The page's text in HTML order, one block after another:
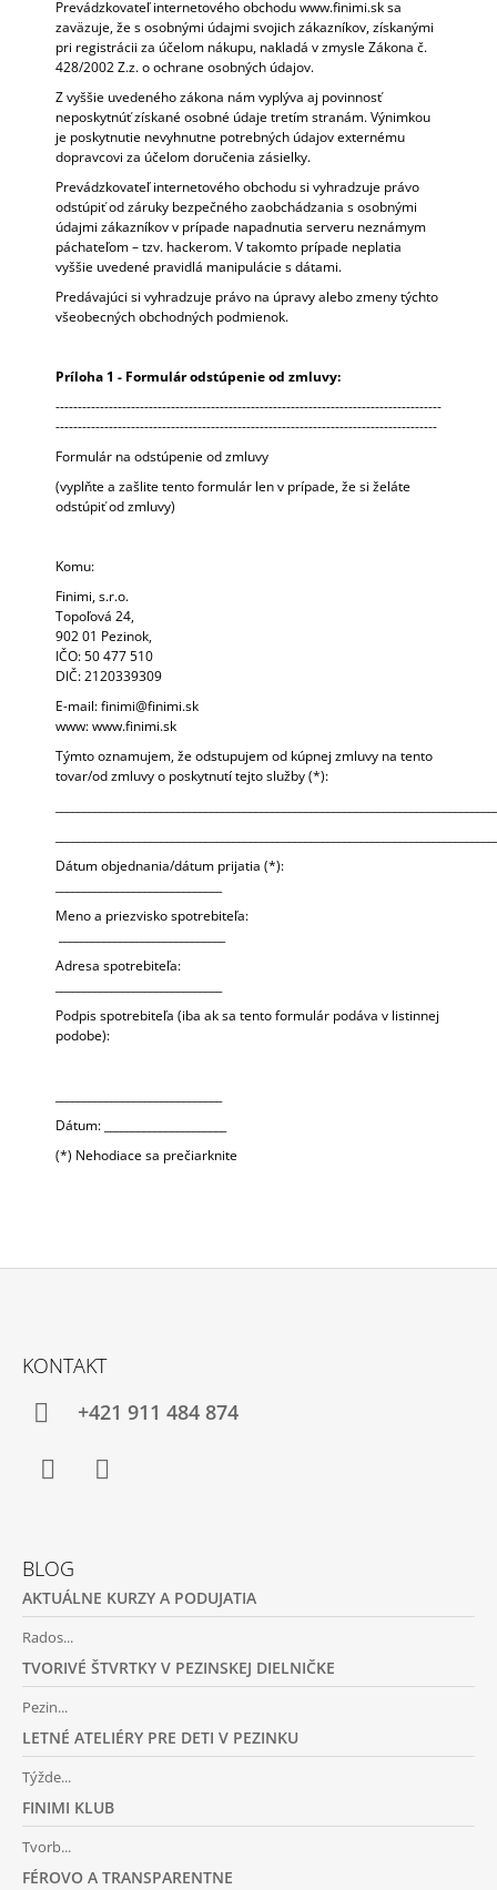
Prevádzkovateľ internetového obchodu www.finimi.sk sa
zaväzuje, že s osobnými údajmi svojich zákazníkov, získanými
pri registrácii za účelom nákupu, nakladá v zmysle Zákona č.
428/2002 Z.z. o ochrane osobných údajov.
Z vyššie uvedeného zákona nám vyplýva aj povinnosť
neposkytnúť získané osobné údaje tretím stranám. Výnimkou
je poskytnutie nevyhnutne potrebných údajov externému
dopravcovi za účelom doručenia zásielky.
Prevádzkovateľ internetového obchodu si vyhradzuje právo
odstúpiť od záruky bezpečného zaobchádzania s osobnými
údajmi zákazníkov v prípade napadnutia serveru neznámym
páchateľom – tzv. hackerom. V takomto prípade neplatia
vyššie uvedené pravidlá manipulácie s dátami.
Predávajúci si vyhradzuje právo na úpravy alebo zmeny týchto
všeobecných obchodných podmienok.
Príloha 1 - Formulár odstúpenie od zmluvy:
---------------------------------------------------------------------------------------
--------------------------------------------------------------------------------------
Formulár na odstúpenie od zmluvy
(vyplňte a zašlite tento formulár len v prípade, že si želáte
odstúpiť od zmluvy)
Komu:
Finimi, s.r.o.
Topoľová 24,
902 01 Pezinok,
IČO: 50 477 510
DIČ: 2120339309
E-mail: finimi@finimi.sk
www: www.finimi.sk
Týmto oznamujem, že odstupujem od kúpnej zmluvy na tento
tovar/od zmluvy o poskytnutí tejto služby (*):
Dátum objednania/dátum prijatia (*):
Meno a priezvisko spotrebiteľa:
Adresa spotrebiteľa:
Podpis spotrebiteľa (iba ak sa tento formulár podáva v listinnej
podobe):
Dátum: ______________________
(*) Nehodiace sa prečiarknite
KONTAKT
+421 911 484 874
BLOG
AKTUÁLNE KURZY A PODUJATIA
Rados...
TVORIVÉ ŠTVRTKY V PEZINSKEJ DIELNIČKE
Pezin...
LETNÉ ATELIÉRY PRE DETI V PEZINKU
Týžde...
FINIMI KLUB
Tvorb...
FÉROVO A TRANSPARENTNE